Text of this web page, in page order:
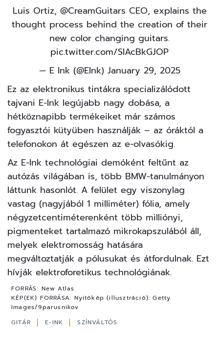
Luis Ortiz, @CreamGuitars CEO, explains the
thought process behind the creation of their
new color changing guitars.
pic.twitter.com/SlAcBkGJOP
— E Ink (@EInk) January 29, 2025
Ez az elektronikus tintákra specializálódott
tajvani E-Ink legújabb nagy dobása, a
hétköznapibb termékeiket már számos
fogyasztói kütyüben használják – az óráktól a
telefonokon át egészen az e-olvasókig.
Az E-Ink technológiai demóként feltűnt az
autózás világában is, több BMW-tanulmányon
láttunk hasonlót. A felület egy viszonylag
vastag (nagyjából 1 milliméter) fólia, amely
négyzetcentiméterenként több milliónyi,
pigmenteket tartalmazó mikrokapszulából áll,
melyek elektromosság hatására
megváltoztatják a pólusukat és átfordulnak. Ezt
hívják elektroforetikus technológiának.
FORRÁS: New Atlas
KÉP(EK) FORRÁSA: Nyitókép (illusztráció): Getty
Images/9parusnikov
GITÁR
E-INK SZÍNVÁLTÓS